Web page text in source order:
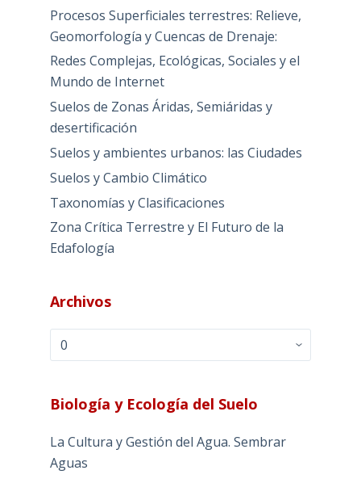
Procesos Superficiales terrestres: Relieve,
Geomorfología y Cuencas de Drenaje:
Redes Complejas, Ecológicas, Sociales y el
Mundo de Internet
Suelos de Zonas Áridas, Semiáridas y
desertificación
Suelos y ambientes urbanos: las Ciudades
Suelos y Cambio Climático
Taxonomías y Clasificaciones
Zona Crítica Terrestre y El Futuro de la
Edafología
Archivos
Archivos
Biología y Ecología del Suelo
La Cultura y Gestión del Agua. Sembrar
Aguas